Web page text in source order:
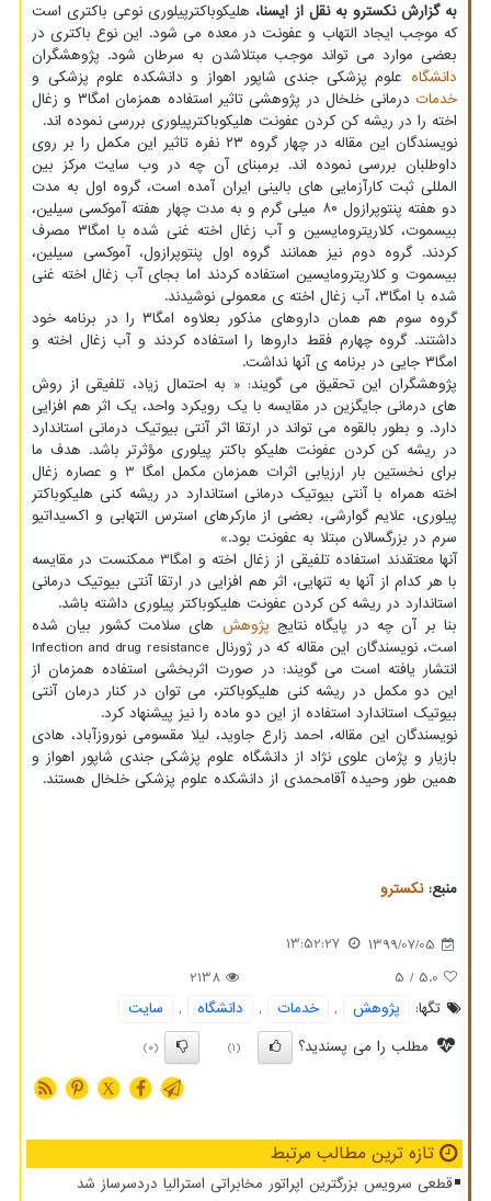
به گزارش نکسترو به نقل از ایسنا، هلیکوباکترپیلوری نوعی باکتری است
که موجب ایجاد التهاب و عفونت در معده می شود. این نوع باکتری در
بعضی موارد می تواند موجب مبتلاشدن به سرطان شود. پژوهشگران
دانشگاه علوم پزشکی جندی شاپور اهواز و دانشکده علوم پزشکی و
خدمات
درمانی خلخال در پژوهشی تاثیر استفاده همزمان امگا۳ و زغال
اخته را در ریشه کن کردن عفونت هلیکوباکترپیلوری بررسی نموده اند.
نویسندگان این مقاله در چهار گروه ۲۳ نفره تاثیر این مکمل را بر روی
داوطلبان بررسی نموده اند. برمبنای آن چه در وب سایت مرکز بین
المللی ثبت کارآزمایی های بالینی ایران آمده است، گروه اول به مدت
دو هفته پنتوپرازول ۸۰ میلی گرم و به مدت چهار هفته آموکسی سیلین،
بیسموت، کلاریترومایسین و آب زغال اخته غنی شده با امگا۳ مصرف
کردند. گروه دوم نیز همانند گروه اول پنتوپرازول، آموکسی سیلین،
بیسموت و کلاریترومایسین استفاده کردند اما بجای آب زغال اخته غنی
شده با امگا۳، آب زغال اخته ی معمولی نوشیدند.
گروه سوم هم همان داروهای مذکور بعلاوه امگا۳ را در برنامه خود
داشتند. گروه چهارم فقط داروها را استفاده کردند و آب زغال اخته و
امگا۳ جایی در برنامه ی آنها نداشت.
پژوهشگران این تحقیق می گویند: « به احتمال زیاد، تلفیقی از روش
های درمانی جایگزین در مقایسه با یک رویکرد واحد، یک اثر هم افزایی
دارد. و بطور بالقوه می تواند در ارتقا اثر آنتی بیوتیک درمانی استاندارد
در ریشه کن کردن عفونت هلیکو باکتر پیلوری مؤثرتر باشد. هدف ما
برای نخستین بار ارزیابی اثرات همزمان مکمل امگا 3 و عصاره زغال
اخته همراه با آنتی بیوتیک درمانی استاندارد در ریشه کنی هلیکوباکتر
پیلوری، علایم گوارشی، بعضی از مارکرهای استرس التهابی و اکسیداتیو
سرم در بزرگسالان مبتلا به عفونت بود.»
آنها معتقدند استفاده تلفیقی از زغال اخته و امگا3 ممکنست در مقایسه
با هر کدام از آنها به تنهایی، اثر هم افزایی در ارتقا آنتی بیوتیک درمانی
استاندارد در ریشه کن کردن عفونت هلیکوباکتر پیلوری داشته باشد.
بنا بر آن چه در پایگاه نتایج پژوهش های سلامت کشور بیان شده
است، نویسندگان این مقاله که در ژورنال Infection and drug resistance
انتشار یافته است می گویند: در صورت اثربخشی استفاده همزمان از
این دو مکمل در ریشه کنی هلیکوباکتر، می توان در کنار درمان آنتی
بیوتیک استاندارد استفاده از این دو ماده را نیز پیشنهاد کرد.
نویسندگان این مقاله، احمد زارع جاوید، لیلا مقسومی نوروزآباد، هادی
بازیار و پژمان علوی نژاد از دانشگاه علوم پزشکی جندی شاپور اهواز و
همین طور وحیده آقامحمدی از دانشکده علوم پزشکی خلخال هستند.
منبع:نكسترو
1399/07/05
13:52:27
5.0
/ 5
2138
تگها:
پژوهش , خدمات , دانشگاه ,
سایت
مطلب را می پسندید؟
(1)
(0)
X
تازه ترین مطالب مرتبط
قطعی سرویس بزرگترین اپراتور مخابراتی استرالیا دردسرساز شد